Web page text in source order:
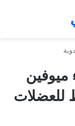
ميوفين